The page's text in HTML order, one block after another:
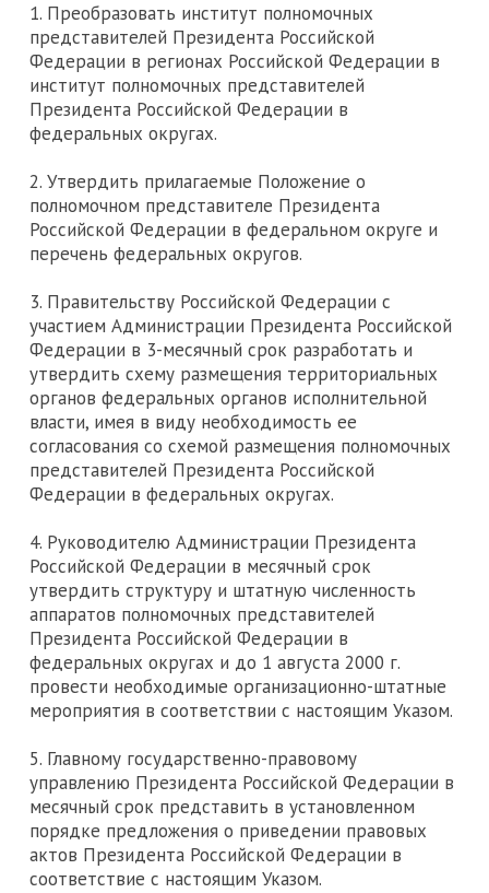
1. Преобразовать институт полномочных
представителей Президента Российской
Федерации в регионах Российской Федерации в
институт полномочных представителей
Президента Российской Федерации в
федеральных округах.
2. Утвердить прилагаемые Положение о
полномочном представителе Президента
Российской Федерации в федеральном округе и
перечень федеральных округов.
3. Правительству Российской Федерации с
участием Администрации Президента Российской
Федерации в 3-месячный срок разработать и
утвердить схему размещения территориальных
органов федеральных органов исполнительной
власти, имея в виду необходимость ее
согласования со схемой размещения полномочных
представителей Президента Российской
Федерации в федеральных округах.
4. Руководителю Администрации Президента
Российской Федерации в месячный срок
утвердить структуру и штатную численность
аппаратов полномочных представителей
Президента Российской Федерации в
федеральных округах и до 1 августа 2000 г.
провести необходимые организационно-штатные
мероприятия в соответствии с настоящим Указом.
5. Главному государственно-правовому
управлению Президента Российской Федерации в
месячный срок представить в установленном
порядке предложения о приведении правовых
актов Президента Российской Федерации в
соответствие с настоящим Указом.